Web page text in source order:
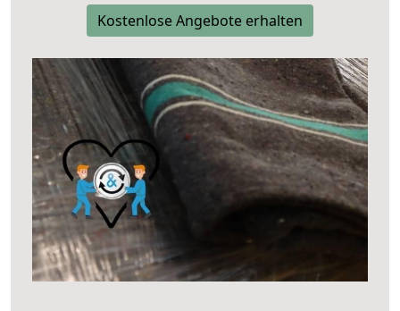
Kostenlose Angebote erhalten